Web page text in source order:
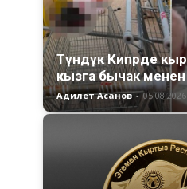
Түндүк Кипрде
кызга бычак
Адилет Асанов -